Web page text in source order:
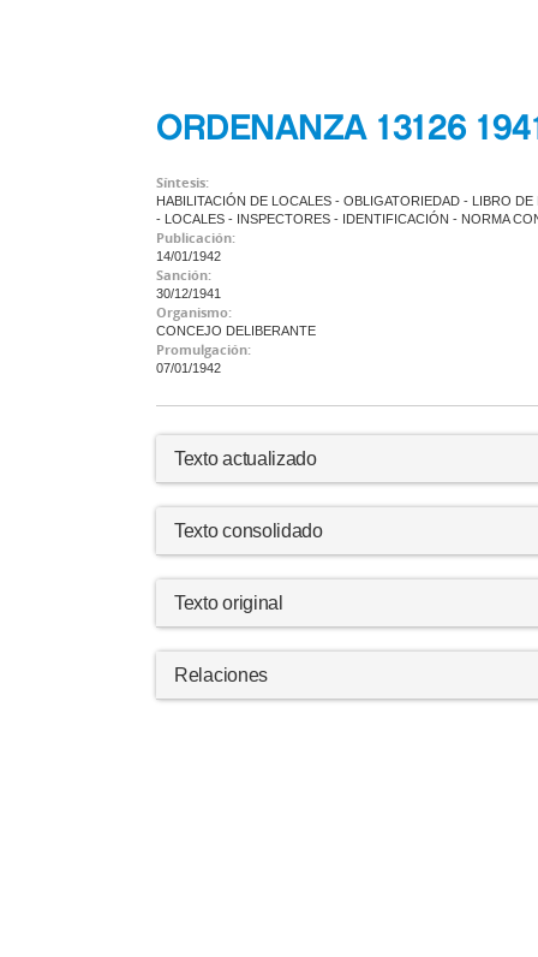
ORDENANZA 13126
Síntesis:
HABILITACIÓN DE LOCALES - OBLIGATORIEDAD - LIBRO
- LOCALES - INSPECTORES - IDENTIFICACIÓN - NORMA
Publicación:
14/01/1942
Sanción:
30/12/1941
Organismo:
CONCEJO DELIBERANTE
Promulgación:
07/01/1942
Texto actualizado
Texto consolidado
Texto original
Relaciones